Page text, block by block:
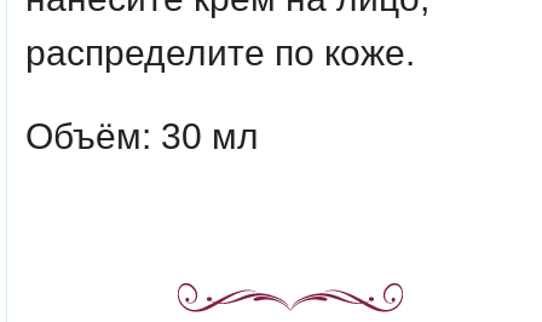
распределите по коже.
Объём: 30 мл